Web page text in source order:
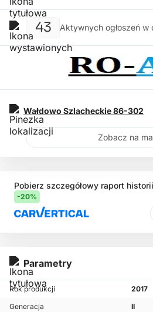
Pobierz szczegółowy raport
-20%
Parametry
Rok produkcji
2017
Generacja
II
43 Aktywnych ogłoszeń
Wałdowo Szlacheckie86-302
Zobacz na